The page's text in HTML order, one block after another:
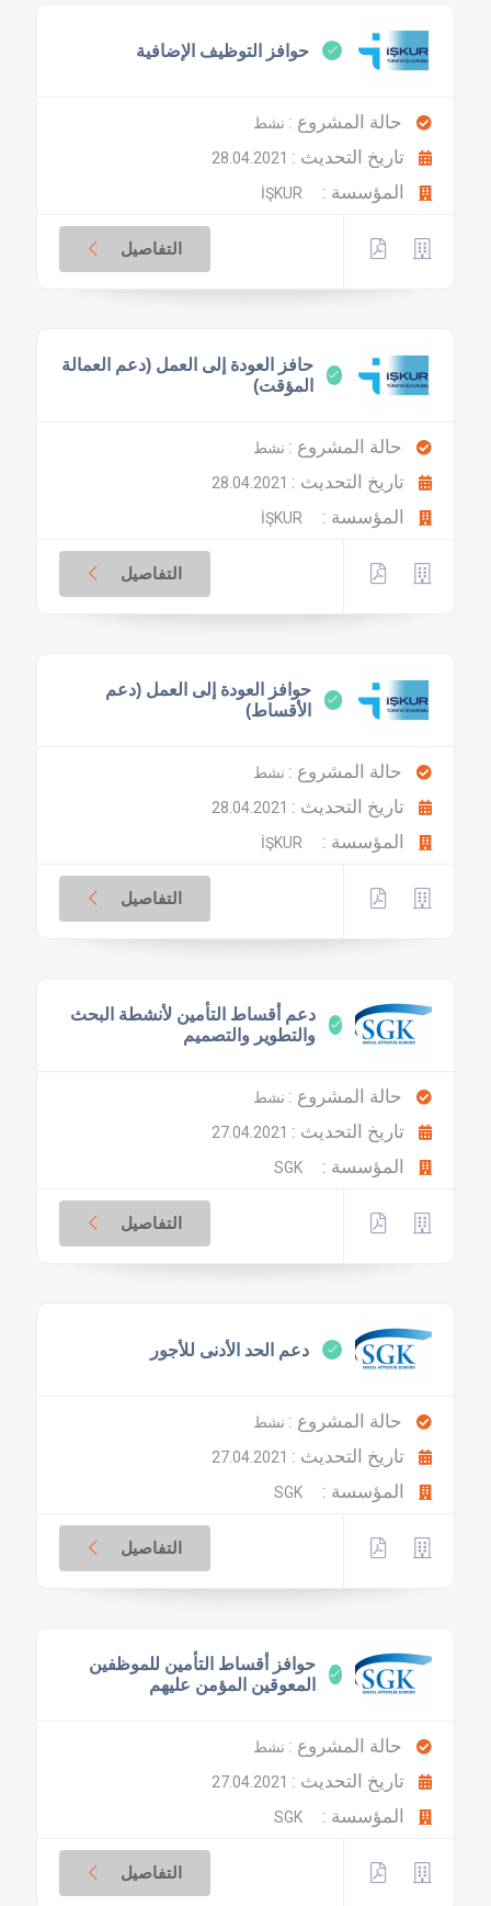
حوافز التوظيف الإضافية
حالة المشروع : نشط
تاريخ التحديث :
المؤسسة :
التفاصيل
حافز العودة إلى العمل (دعم العمالة
المؤقت)
حالة المشروع : نشط
تاريخ التحديث :
المؤسسة :
التفاصيل
حوافز العودة إلى العمل (دعم
الأقساط)
حالة المشروع : نشط
تاريخ التحديث :
المؤسسة :
التفاصيل
دعم أقساط التأمين لأنشطة البحث
والتطوير والتصميم
حالة المشروع : نشط
تاريخ التحديث :
المؤسسة :
التفاصيل
دعم الحد الأدنى للأجور
حالة المشروع : نشط
تاريخ التحديث :
المؤسسة :
التفاصيل
حوافز أقساط التأمين للموظفين
المعوقين المؤمن عليهم
حالة المشروع : نشط
تاريخ التحديث :
المؤسسة :
التفاصيل